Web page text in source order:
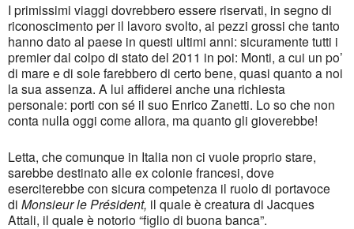
I primissimi viaggi dovrebbero essere riservati, in segno di
riconoscimento per il lavoro svolto, ai pezzi grossi che tanto
hanno dato al paese in questi ultimi anni: sicuramente tutti i
premier dal colpo di stato del 2011 in poi: Monti, a cui un po’
di mare e di sole farebbero di certo bene, quasi quanto a noi
la sua assenza. A lui affiderei anche una richiesta
personale: porti con sé il suo Enrico Zanetti. Lo so che non
conta nulla oggi come allora, ma quanto gli gioverebbe!
Letta, che comunque in Italia non ci vuole proprio stare,
sarebbe destinato alle ex colonie francesi, dove
eserciterebbe con sicura competenza il ruolo di portavoce
di Monsieur le Président, il quale è creatura di Jacques
Attali, il quale è notorio “figlio di buona banca”.